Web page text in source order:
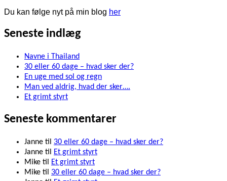
Du kan følge nyt på min blog her
Seneste indlæg
Navne i Thailand
30 eller 60 dage – hvad sker der?
En uge med sol og regn
Man ved aldrig, hvad der sker….
Et grimt styrt
Seneste kommentarer
Janne til 30 eller 60 dage – hvad sker der?
Janne til
Et grimt styrt
Mike til
Et grimt styrt
Mike til 30 eller 60 dage – hvad sker der?